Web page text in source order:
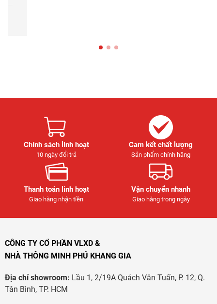
Chính sách linh hoạt
10 ngày đổi trả
Cam kết chất lượng
Sản phẩm chính hãng
Thanh toán linh hoạt
Giao hàng nhận tiền
Vận chuyển nhanh
Giao hàng trong ngày
CÔNG TY CỔ PHẦN VLXD &
NHÀ THÔNG MINH PHÚ KHANG GIA
Địa chỉ showroom: Lầu 1, 2/19A Quách Văn Tuấn, P. 12, Q.
Tân Bình, TP. HCM